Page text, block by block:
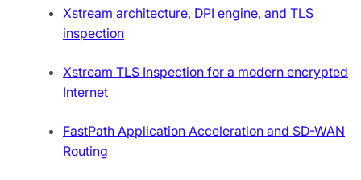
Xstream architecture, DPI engine, and TLS
inspection
Xstream TLS Inspection for a modern encrypted
Internet
FastPath Application Acceleration and SD-WAN
Routing